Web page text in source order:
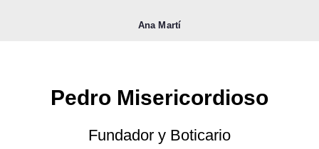
Ana Martí
Pedro Misericordioso
Fundador y Boticario